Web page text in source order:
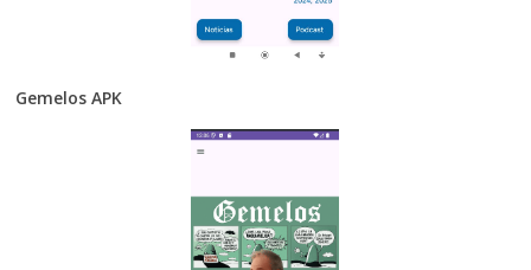
Gemelos APK